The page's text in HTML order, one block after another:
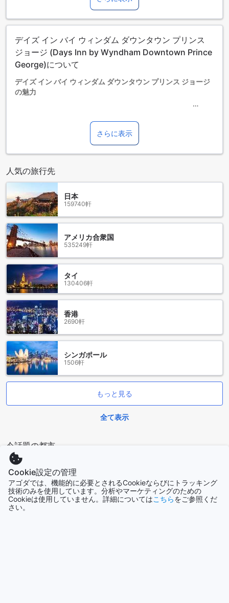
エキストラベッドの追加可否は、ルームタイプにより異なり
ます。各ルームタイプ欄の記載をお確かめください。ルーム
ていない場合は、エキストラベッドの追加はできません。
【ご注意】6部屋以上をご予約の場合は、異なるご予約条件や
追加料金が適用されることがありますのでご了承ください。
デイズ イン バイ ウィンダム ダウンタウン プリンス
ジョージ (Days Inn by Wyndham Downtown Prince
George)について
デイズ イン バイ ウィンダム ダウンタウン プリンス ジョージ
の魅力
イ ウィンダム ダウンタウン プリンス ジョージは、快適さと
便利さを兼ね備えた2.5つ星のホテルです。このホテルは、全
74室の客室を備えており、ビジネスや観光の拠点として最適
な選択肢となっています。モダンな設備とアットホームな雰
在を提供します。
特にファミリー旅行に最適なこのホテルでは、0歳から17歳の
お子様が無料で宿泊可能です。お子様連れの方々も安心して
ご利用いただける環境が整っており、家族全員が楽しめる思
い出に残るひとときをお過ごしいただけます。デイズ イン バ
イ ウィンダム ダウンタウン プリンス ジョージは、あなたの
旅をより特別なものにするための理想的な宿泊先です。
デイズ イン バイ ウィンダム ダウンタウン プリンス ジョージ
のフィットネスセンター
デイズ イン バイ ウィンダム ダウンタウン プリンス ジョージ
では、健康とフィットネスを重視するゲストのために充実し
たフィットネスセンターを提供しています。この施設は、最
新のトレーニング機器が揃っており、心拍数を上げるための
エアロバイクやランニングマシン、筋力トレーニング用のウ
ェイトマシンなどが完備されています。旅行中でも日常のト
レーニングを続けたい方にとって、最適な環境が整っていま
す。
フィットネスセンターは明るく広々としており、心地よい雰
囲気の中でトレーニングを楽しむことができます。また、清
後には、リフレッシュできる水分補給スペースも用意されて
じられます。デイズ イン バイ ウィンダム ダウンタウン プリ
を利用して、心身ともにリフレッシュしてください。
デイズ イン バイ ウィンダム ダウンタウン プリンス ジョージ
の便利な施設
デイズ イン バイ ウィンダム ダウンタウン プリンス ジョージ
では、快適な滞在をサポートするために、充実した便利な施
設が整っています。まず、全客室で無料のWi-Fiが利用可能
さらに表示
人気の旅行先
日本
159740軒
アメリカ合衆国
535249軒
タイ
130406軒
香港
2690軒
シンガポール
1506軒
もっと見る
全て表示
今話題の都市
ソウル
韓国
Cookie設定の管理
アゴダでは、機能的に必要とされるCookieならびにトラッキング
技術のみを使用しています。分析やマーケティングのための
Cookieは使用していません。詳細についてはこちらをご参照くだ
さい。